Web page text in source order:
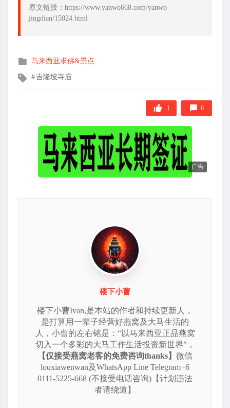
原文链接：https://www.yanwo668.com/yanwo-
jingdian/15024.html
发
在
马来西亚求佛&景点
文吉隆坡寺庙
1 0
广告
楼下小曹
楼下小曹Ivan,是本站的作者和持续更新人，
是打算用一辈子经营好燕窝及大马生活的
人，小曹的左右铭是：“以马来西亚正品燕窝
切入一个多彩的大马工作生活投资新世界”，
【仅接受燕窝老客的免费咨询thanks】 微信
louxiawenwan及WhatsApp Line Telegram+6
0111-5225-668 (不接受电话咨询)【计划违法
者请绕道】